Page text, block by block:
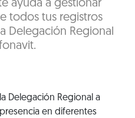
ayuda a gestionar
todos tus registros
Delegación Regional
Delegación Regional a
en diferentes